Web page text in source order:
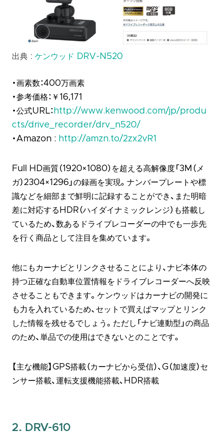
出典 : ケンウッド DRV-N520
・画素数：400万画素
・参考価格：￥16,171
・公式URL： http://www.kenwood.com/jp/produ
cts/drive_recorder/drv_n520/
・Amazon : http://amzn.to/2zx2vR1
Full HD画質（1920×1080）を超える高解像度「3M（メ
ガ）2304×1296」の録画を実現。ナンバープレートや標
識などを細部まで鮮明に記録することができ、また明暗
差に対応するHDR（ハイダイナミックレンジ）も搭載し
ているため、数あるドライブレコーダーの中でも一歩先
を行く商品として注目を集めています。
他にもカーナビとリンクさせることにより、ナビ本体の
持つ正確な自動車位置情報をドライブレコーダーへ反映
させることもできます。ケンウッドはカーナビの開発に
も力を入れているため、セットで買えばマップとリンク
した情報を残せるでしょう。ただし「ナビ連動型」の商品
のため、単品での使用はできないとのことです。
【主な機能】GPS搭載（カーナビから受信）、G（加速度）セ
ンサー搭載、運転支援機能搭載、HDR搭載
2. DRV-610